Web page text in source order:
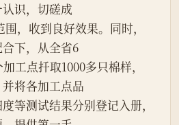
识，切磋成
，收到良好效果。同时，
下，从全省6
工点扦取1000多只棉样，
将各加工点品
等测试结果分别登记入册，